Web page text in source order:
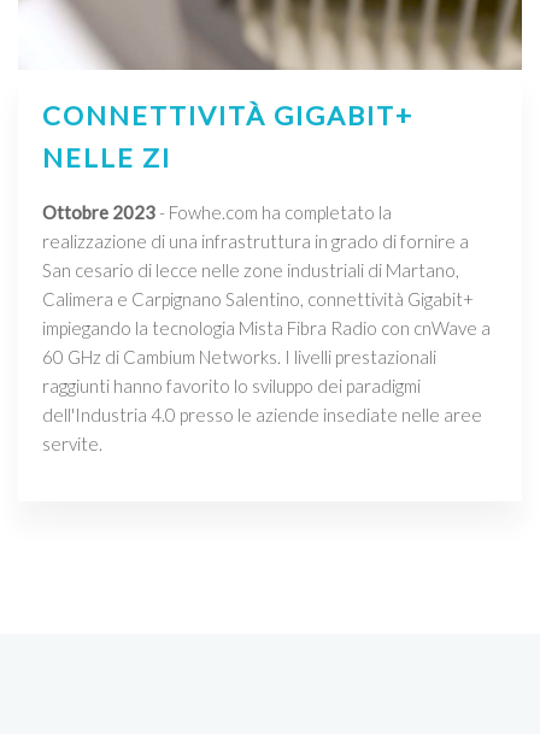
CONNETTIVITÀ GIGABIT+
NELLE ZI
Ottobre 2023- Fowhe.com ha completato la
realizzazione di una infrastruttura in grado di fornire a
San cesario di lecce nelle zone industriali di Martano,
Calimera e Carpignano Salentino, connettività Gigabit+
impiegando la tecnologia Mista Fibra Radio con cnWave a
60 GHz di Cambium Networks. I livelli prestazionali
raggiunti hanno favorito lo sviluppo dei paradigmi
dell'Industria 4.0 presso le aziende insediate nelle aree
servite.